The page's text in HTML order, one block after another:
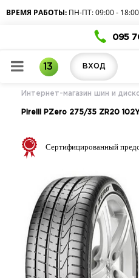
ВРЕМЯ РАБОТЫ: ПН-ПТ: 09:00 -
095
13 ВХОД
Интернет-магазин шин и
Pirelli PZero 275/35 ZR20 102Y
Сертифицированный